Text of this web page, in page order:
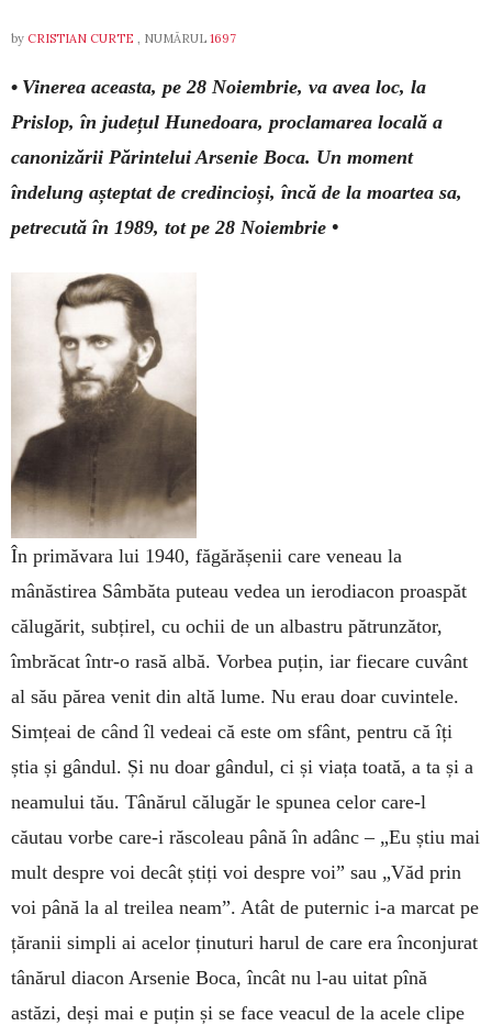
by CRISTIAN CURTE , NUMĂRUL 1697
• Vinerea aceasta, pe 28 Noiembrie, va avea loc, la
Prislop, în județul Hunedoara, proclamarea locală a
canonizării Părintelui Arsenie Boca. Un moment
îndelung așteptat de credincioși, încă de la moartea sa,
petrecută în 1989, tot pe 28 Noiembrie •
În primăvara lui 1940, făgărășenii care veneau la
mânăstirea Sâmbăta puteau vedea un ierodiacon proaspăt
călugărit, subțirel, cu ochii de un albastru pătrunzător,
îmbrăcat într-o rasă albă. Vorbea puțin, iar fiecare cuvânt
al său părea venit din altă lume. Nu erau doar cuvintele.
Simțeai de când îl vedeai că este om sfânt, pentru că îți
știa și gândul. Și nu doar gândul, ci și viața toată, a ta și a
neamului tău. Tânărul călugăr le spunea celor care-l
căutau vorbe care-i răscoleau până în adânc – „Eu știu mai
mult despre voi decât știți voi despre voi” sau „Văd prin
voi până la al treilea neam”. Atât de puternic i-a marcat pe
țăranii simpli ai acelor ținuturi harul de care era înconjurat
tânărul diacon Arsenie Boca, încât nu l-au uitat pînă
astăzi, deși mai e puțin și se face veacul de la acele clipe